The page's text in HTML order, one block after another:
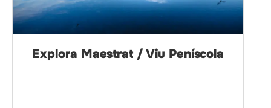
Explora Maestrat / Viu Peníscola